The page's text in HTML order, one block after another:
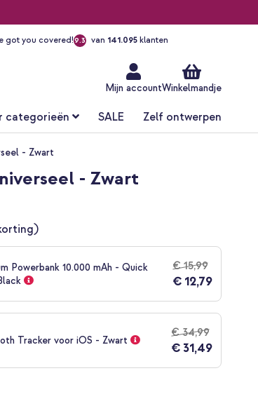
got you covered!9.3 van 141.095klanten
Mijn accountWinkelmandje
categorieën SALE Zelf ontwerpen
- Zwart
- Zwart
Powerbank 10.000 mAh - Quick
€ 15,99
€ 12,79
Tracker voor iOS - Zwart
€ 34,99
€ 31,49